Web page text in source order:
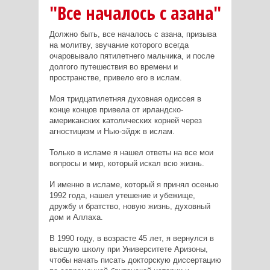
"Все началось с азана"
Должно быть, все началось с азана, призыва
на молитву, звучание которого всегда
очаровывало пятилетнего мальчика, и после
долгого путешествия во времени и
пространстве, привело его в ислам.
Моя тридцатилетняя духовная одиссея в
конце концов привела от ирландско-
американских католических корней через
агностицизм и Нью-эйдж в ислам.
Только в исламе я нашел ответы на все мои
вопросы и мир, который искал всю жизнь.
И именно в исламе, который я принял осенью
1992 года, нашел утешение и убежище,
дружбу и братство, новую жизнь, духовный
дом и Аллаха.
В 1990 году, в возрасте 45 лет, я вернулся в
высшую школу при Университете Аризоны,
чтобы начать писать докторскую диссертацию